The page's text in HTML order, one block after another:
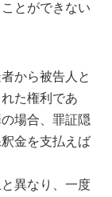
とができない
から被告人と
た権利であ
場合、罪証隠
金を支払えば
異なり、一度